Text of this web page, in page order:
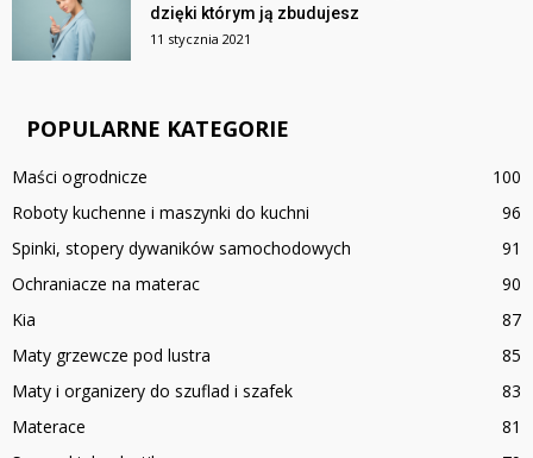
dzięki którym ją zbudujesz
11 stycznia 2021
POPULARNE KATEGORIE
Maści ogrodnicze
100
Roboty kuchenne i maszynki do kuchni
96
Spinki, stopery dywaników samochodowych
91
Ochraniacze na materac
90
Kia
87
Maty grzewcze pod lustra
85
Maty i organizery do szuflad i szafek
83
Materace
81